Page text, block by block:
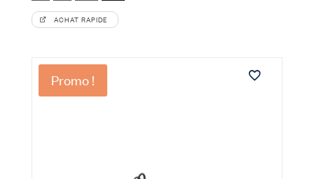
ACHAT RAPIDE
Promo !